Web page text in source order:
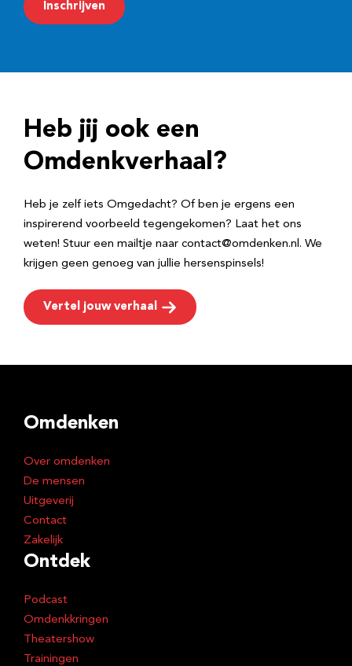
a
r
e
Inschrijven
Heb jij ook een
Omdenkverhaal?
Heb je zelf iets Omgedacht? Of ben je ergens een
inspirerend voorbeeld tegengekomen? Laat het ons
weten! Stuur een mailtje naar contact@omdenken.nl. We
krijgen geen genoeg van jullie hersenspinsels!
Vertel jouw verhaal
Omdenken
Over omdenken
De mensen
Uitgeverij
Contact
Zakelijk
Ontdek
Podcast
Omdenkkringen
Theatershow
Trainingen